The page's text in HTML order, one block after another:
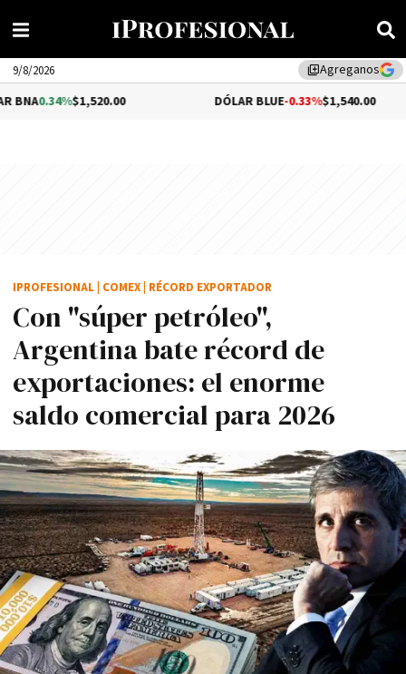
library_addAgreganos
9/8/2026
$1,520.00 DÓLAR BLUE-0.33% $1,540.00
Con "súper petróleo",
Argentina bate récord de
exportaciones: el enorme
saldo comercial para 2026
IPROFESIONAL COMEX RÉCORD EXPORTADOR